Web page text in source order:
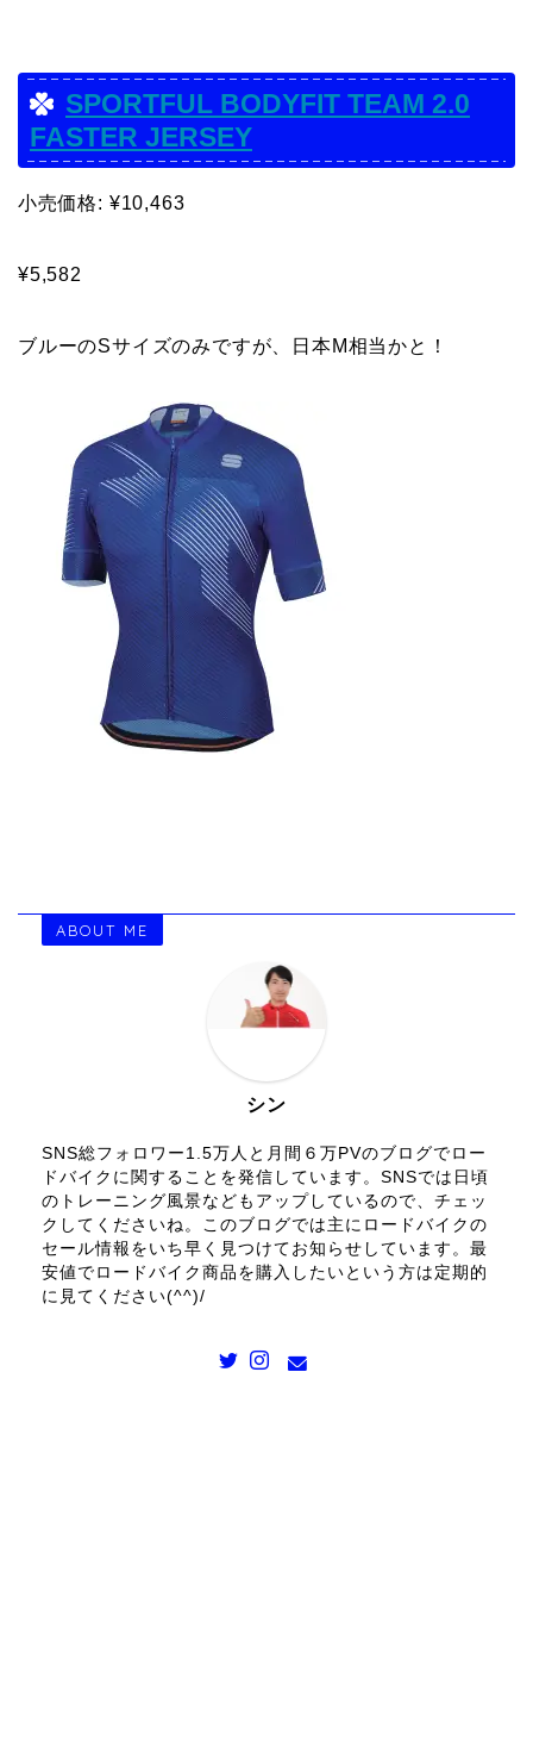
SPORTFUL BODYFIT TEAM 2.0
FASTER JERSEY
小売価格: ¥10,463
¥5,582
ブルーのSサイズのみですが、日本M相当かと！
ABOUT ME
シン
SNS総フォロワー1.5万人と月間６万PVのブログでロー
ドバイクに関することを発信しています。SNSでは日頃
のトレーニング風景などもアップしているので、チェッ
クしてくださいね。このブログでは主にロードバイクの
セール情報をいち早く見つけてお知らせしています。最
安値でロードバイク商品を購入したいという方は定期的
に見てください(^^)/